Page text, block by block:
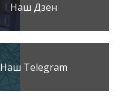
Наш Дзен
Наш Telegram